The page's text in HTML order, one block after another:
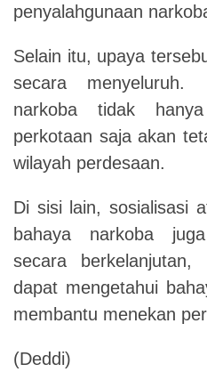
penyalahgunaan
Selain itu, upaya
secara menyeluruh.
narkoba tidak
perkotaan saja akan
wilayah perdesaan.
Di sisi lain, sosialisasi
bahaya narkoba
secara berkelanjutan,
dapat mengetahui
membantu menekan
(Deddi)